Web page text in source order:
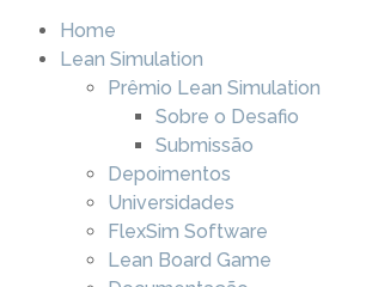
Home
Lean Simulation
Prêmio Lean Simulation
Sobre o Desafio
Submissão
Depoimentos
Universidades
FlexSim Software
Lean Board Game